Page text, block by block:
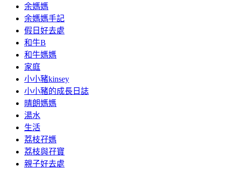
余媽媽
余媽媽手記
假日好去處
和牛B
和牛媽媽
家庭
小小豬kinsey
小小豬的成長日誌
晴朗媽媽
湯水
生活
荔枝孖媽
荔枝與孖寶
親子好去處